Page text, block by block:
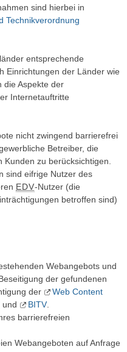
sind hierbei in
Technikverordnung
entsprechende
Einrichtungen der Länder wie
die Aspekte der
Internetauftritte
nicht zwingend barrierefrei
Betreiber, die
zu berücksichtigen.
sind eifrige Nutzer des
EDV-Nutzer (die
betroffen sind)
Webangebots und
der gefundenen
der
Web Content
und BITV
barrierefreien
Webangeboten auf Anfrage